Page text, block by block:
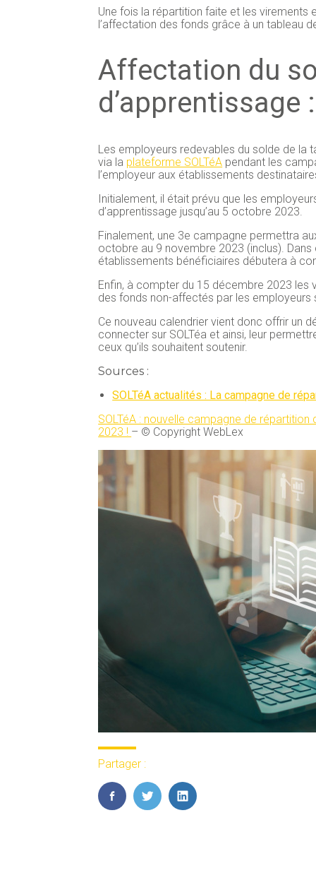
Une fois la répartition faite et les virements
l’affectation des fonds grâce à un tableau
Affectation du
Les employeurs redevables du solde de la
via la plateforme SOLTéA pendant les
l’employeur aux établissements
Initialement, il était prévu que les
d’apprentissage jusqu’au 5 octobre 2023.
Finalement, une 3e campagne permettra
octobre au 9 novembre 2023 (inclus).
établissements bénéficiaires débutera à
Enfin, à compter du 15 décembre 2023
des fonds non-affectés par les employeurs
Ce nouveau calendrier vient donc offrir un
connecter sur SOLTéa et ainsi, leur
ceux qu’ils souhaitent soutenir.
Sources :
SOLTéA actualités : La campagne de
SOLTéA : nouvelle campagne de répartition
2023 ! – © Copyright WebLex
Partager :
FaceBook
TwitterLinkedIn